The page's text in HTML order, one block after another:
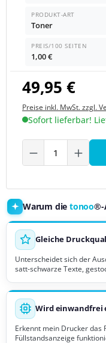
PRODUKT-ART
Toner
PREIS/100 SEITEN
1,00 €
49,95 €
Preise inkl. MwSt. zzgl.
Sofort lieferbar!
Produkt
Warum die tonoo®-
Gleiche
Unterscheidet sich der
satt-schwarze Texte,
Wird einwandfrei
Erkennt mein Drucker das
Füllstandsanzeige